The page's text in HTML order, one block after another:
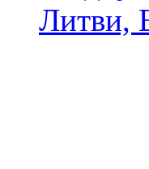
Литви,